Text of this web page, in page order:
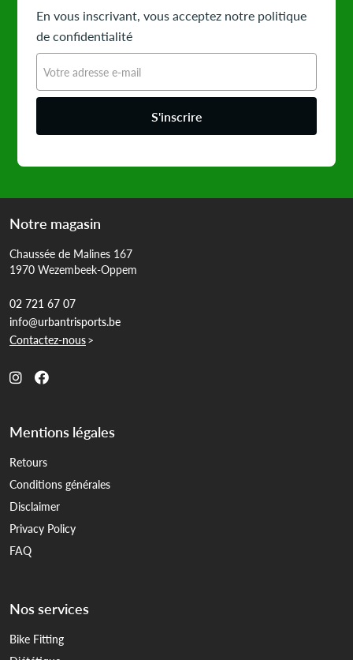
En vous inscrivant, vous acceptez notre politique
de confidentialité
S'inscrire
Notre magasin
Chaussée de Malines 167
1970 Wezembeek-Oppem
02 721 67 07
info@urbantrisports.be
Contactez-nous>
Mentions légales
Retours
Conditions générales
Disclaimer
Privacy Policy
FAQ
Nos services
Bike Fitting